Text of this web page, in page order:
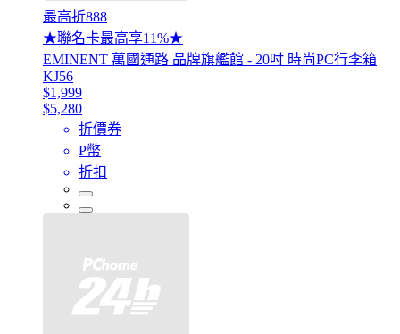
最高折888
★聯名卡最高享11%★
EMINENT 萬國通路 品牌旗艦館 - 20吋 時尚PC行李箱
KJ56
$1,999
$5,280
折價券
P幣
折扣